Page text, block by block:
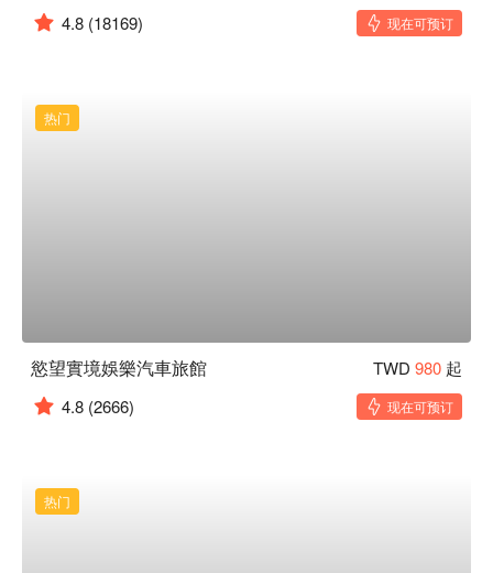
4.8 (18169) 现在可预订
热门
慾望實境娛樂汽車旅館 TWD 980 起
4.8 (2666) 现在可预订
热门